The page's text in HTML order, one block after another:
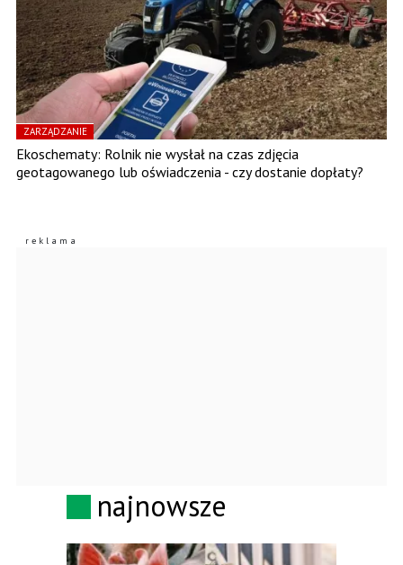
ZARZĄDZANIE
Ekoschematy: Rolnik nie wysłał na czas zdjęcia
geotagowanego lub oświadczenia - czy dostanie dopłaty?
najnowsze